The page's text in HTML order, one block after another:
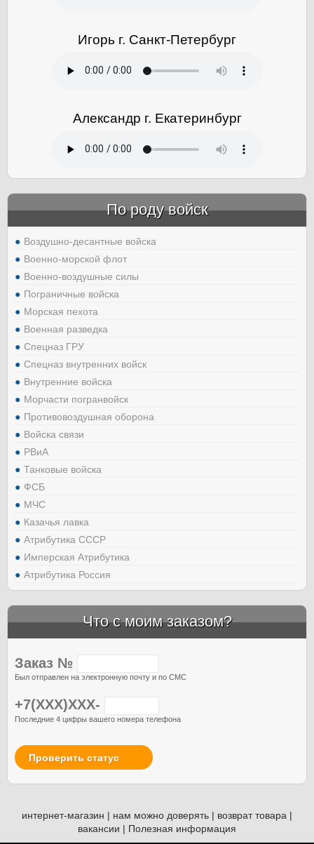
Игорь г. Санкт-Петербург
Александр г. Екатеринбург
По роду войск
Воздушно-десантные войска
Военно-морской флот
Военно-воздушные силы
Пограничные войска
Морская пехота
Военная разведка
Спецназ ГРУ
Спецназ внутренних войск
Внутренние войска
Морчасти погранвойск
Противовоздушная оборона
Войска связи
РВиА
Танковые войска
ФСБ
МЧС
Казачья лавка
Атрибутика СССР
Имперская Атрибутика
Атрибутика Россия
Что с моим заказом?
Заказ №
Был отправлен на электронную почту и по СМС
+7(XXX)XXX-
Последние 4 цифры вашего номера телефона
Проверить статус
интернет-магазин | нам можно доверять | возврат товара |
вакансии | Полезная информация